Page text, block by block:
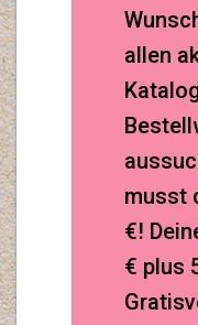
allen
musst
€!
€ plus